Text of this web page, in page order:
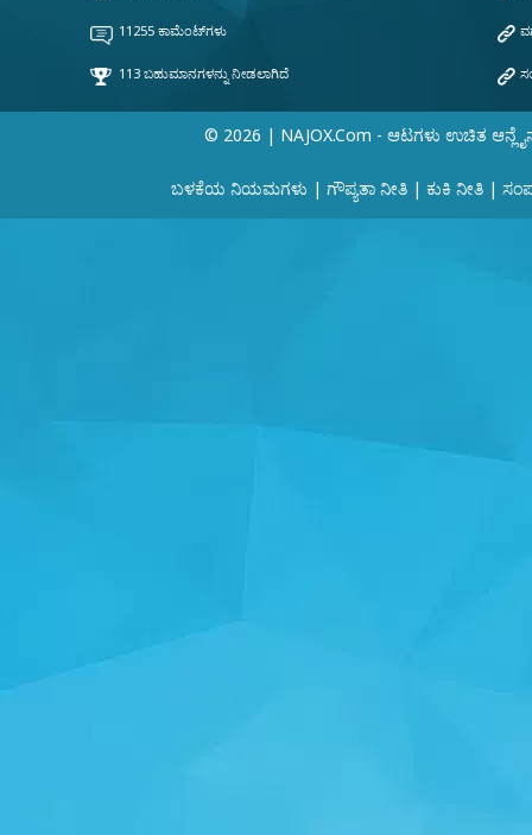
© 2026 | NAJOX.com - ಆಟಗಳು ಉಚಿತ
ಬಳಕೆಯ ನಿಯಮಗಳು | ಗೌಪ್ಯತಾ ನೀತಿ| ಕುಕಿ ನೀತಿ|